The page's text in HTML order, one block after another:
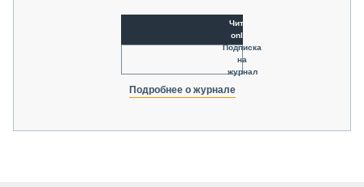
Читать
online
Подписка
на
журнал
Подробнее о журнале